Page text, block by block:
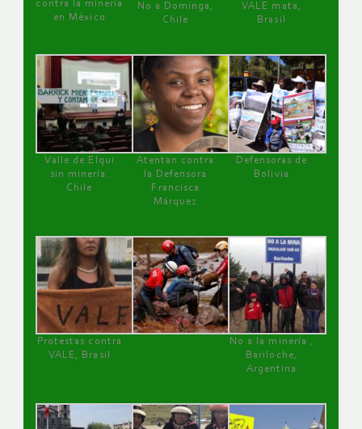
contra la minería
en México
No a Dominga,
Chile
VALE mata,
Brasil
Valle de Elqui
sin minería.
Chile
Atentan contra
la Defensora
Francisca
Márquez
Defensoras de
Bolivia
Protestas contra
VALE, Brasil
No a la minería ,
Bariloche,
Argentina